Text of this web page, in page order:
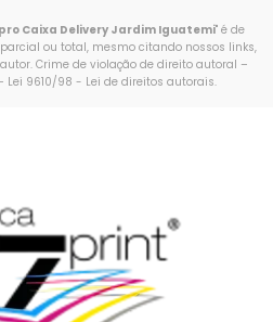
Caixa Delivery Jardim Iguatemi" é de
ou total, mesmo citando nossos links,
Crime de violação de direito autoral –
Lei 9610/98 - Lei de direitos autorais.